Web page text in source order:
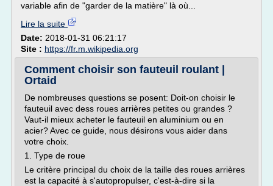
variable afin de "garder de la matière" là où...
Lire la suite
Date: 2018-01-31 06:21:17
Site : https://fr.m.wikipedia.org
Comment choisir son fauteuil roulant |
Ortaid
De nombreuses questions se posent: Doit-on choisir le
fauteuil avec dess roues arrières petites ou grandes ?
Vaut-il mieux acheter le fauteuil en aluminium ou en
acier? Avec ce guide, nous désirons vous aider dans
votre choix.
1. Type de roue
Le critère principal du choix de la taille des roues arrières
est la capacité à s'autopropulser, c'est-à-dire si la